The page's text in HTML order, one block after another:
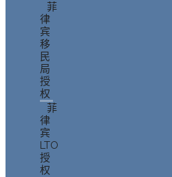
菲
律
宾
移
民
局
授
权
菲
律
宾
LTO
授
权